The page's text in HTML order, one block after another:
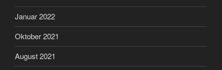
Januar 2022
Oktober 2021
August 2021